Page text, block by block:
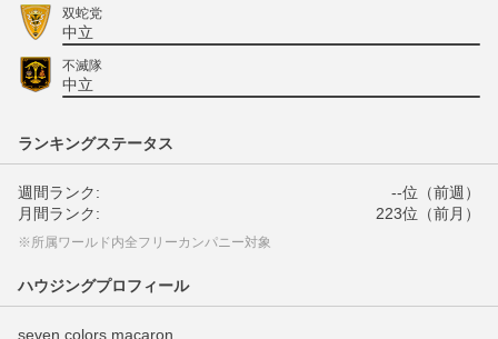
双蛇党
中立
不滅隊
中立
ランキングステータス
週間ランク:
--位（前週）
月間ランク:
223位（前月）
※所属ワールド内全フリーカンパニー対象
ハウジングプロフィール
seven colors macaron